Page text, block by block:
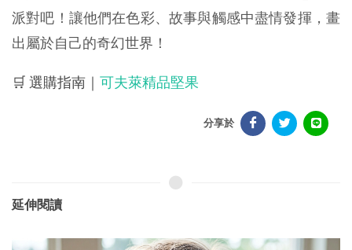
派對吧！讓他們在色彩、故事與觸感中盡情發揮，畫
出屬於自己的奇幻世界！
🛒 選購指南｜ 可夫萊精品堅果
分享於
延伸閱讀